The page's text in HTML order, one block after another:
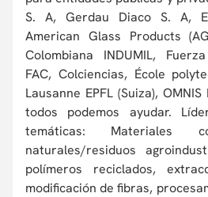
S. A, Gerdau Diaco S. A,
American Glass Products
Colombiana INDUMIL,
FAC, Colciencias, École
Lausanne EPFL (Suiza),
todos podemos ayudar.
temáticas: Materiales
naturales/residuos
polímeros reciclados,
modificación de fibras,